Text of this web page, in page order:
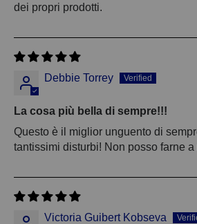
dei propri prodotti.
Debbie Torrey
La cosa più bella di sempre!!!
Questo è il miglior unguento di
tantissimi disturbi! Non posso farne a
Victoria Guibert Kobseva